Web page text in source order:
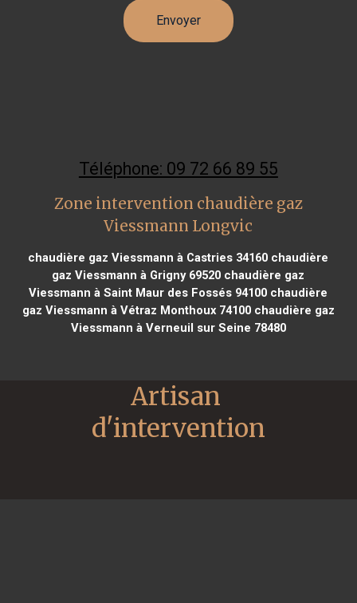
Téléphone: 09 72 66 89 55
Zone intervention chaudière gaz
Viessmann Longvic
chaudière gaz Viessmann à Castries 34160 chaudière
gaz Viessmann à Grigny 69520 chaudière gaz
Viessmann à Saint Maur des Fossés 94100 chaudière
gaz Viessmann à Vétraz Monthoux 74100chaudière gaz
Viessmann à Verneuil sur Seine 78480
Artisan
d'intervention